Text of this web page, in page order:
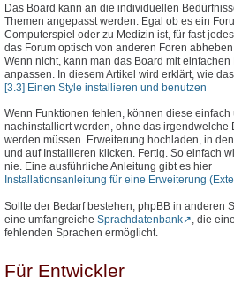
Das Board kann an die individuellen
Themen angepasst werden. Egal ob es ein
Computerspiel oder zu Medizin ist, für fast
das Forum optisch von anderen Foren
Wenn nicht, kann man das Board mit einfachen
anpassen. In diesem Artikel wird erklärt, wie
[3.3] Einen Style installieren und benutzen
Wenn Funktionen fehlen, können diese
nachinstalliert werden, ohne das irgendwelche
werden müssen. Erweiterung hochladen, in
und auf Installieren klicken. Fertig. So einfach
nie. Eine ausführliche Anleitung gibt es hier
Installationsanleitung für eine Erweiterung
Sollte der Bedarf bestehen, phpBB in anderen
eine umfangreiche Sprachdatenbank
, die
fehlenden Sprachen ermöglicht.
Für Entwickler